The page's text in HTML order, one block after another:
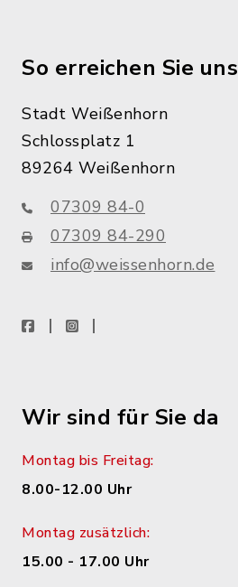
So erreichen Sie uns
Stadt Weißenhorn
Schlossplatz 1
89264 Weißenhorn
07309 84-0
07309 84-290
info@weissenhorn.de
facebookinstagram
Wir sind für Sie da
Montag bis Freitag:
8.00-12.00 Uhr
Montag zusätzlich:
15.00 - 17.00 Uhr